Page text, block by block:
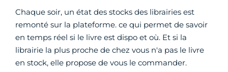
Chaque soir, un état des stocks des librairies est
remonté sur la plateforme. ce qui permet de savoir
en temps réel si le livre est dispo et où. Et si la
librairie la plus proche de chez vous n'a pas le livre
en stock, elle propose de vous le commander.